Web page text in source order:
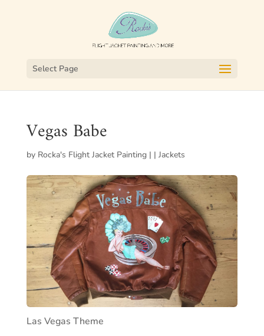
Select Page
Vegas Babe
by Rocka's Flight Jacket Painting| | Jackets
Las Vegas Theme